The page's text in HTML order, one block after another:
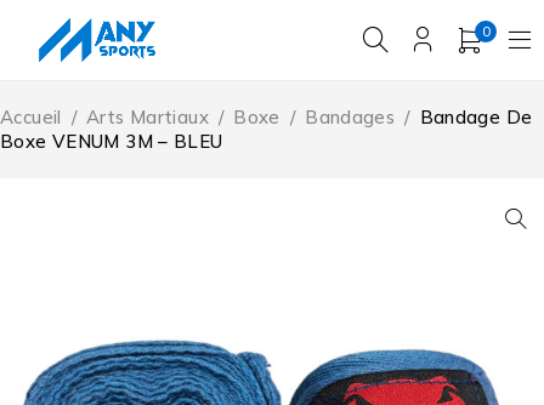
0
Accueil / Arts Martiaux / Boxe / Bandages / Bandage De
Boxe VENUM 3M – BLEU